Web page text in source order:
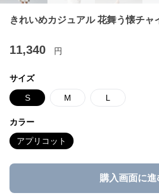
きれいめカジュアル 花舞う懐チャ
11,340 円
サイズ
S M L
カラー
アプリコット
購入画面に進